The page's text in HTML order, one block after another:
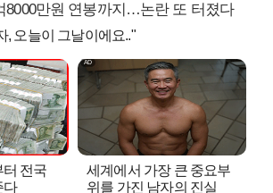
8000만원 연봉까지…논란 또 터졌다
, 오늘이 그날이에요.."
터 전국
다
세계에서 가장 큰 중요부
위를 가진 남자의 진실